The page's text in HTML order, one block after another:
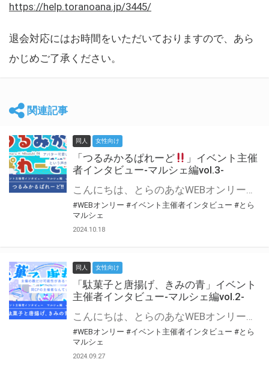
https://help.toranoana.jp/3445/
退会対応にはお時間をいただいておりますので、あら
かじめご了承ください。
関連記事
同人 女性向け
「つるみかるぱれーど
」イベント主催
者インタビュー-マルシェ編vol.3-
こんにちは、とらのあなWEBオンリー運営スタッフです。 新たにお届けする、イベント主催者インタビュー-マルシェ編-は、 とらのあなWEBオンリー「マルシェ」をご利用した主催様に 「マルシェ」を使って開催した感想や心がけをお聞きする企画です。 今回は、WEBオンリー初開催「つるみかるぱれーど
#WEBオンリー #イベント主催者インタビュー #とら
マルシェ
2024.10.18
同人 女性向け
「駄菓子と唐揚げ、きみの青」イベント
主催者インタビュー-マルシェ編vol.2-
こんにちは、とらのあなWEBオンリー運営スタッフです。 新たにお届けする、イベント主催者インタビュー-マルシェ編-は、 とらのあなWEBオンリー「マルシェ」をご利用の主催様に 「マルシェ」を使ってイベントを開催した感想や心がけをお聞きする企画です。 今回は、WEBオンリー初開催「駄菓子と唐揚げ、きみの青」より、 主催のぎこ六屋様にお話を伺いました。 協力：ぎこ六屋様／イベント公式Twitter（@krkgwks） とらのあなWEBオンリー「マルシェ」とは？ WEBオンリーでリアルタイムでコミュニケーションがとれるオンライン会場です。
#WEBオンリー #イベント主催者インタビュー #とら
マルシェ
2024.09.27